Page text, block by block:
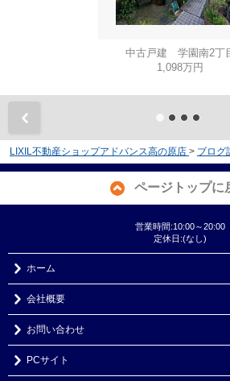
中古戸建 学園南2丁
1,098万円
LIXIL不動産ショップアドバンス高の原店 > ブログ
ページトップに
営業時間:10:00～20:00
定休日:(なし)
ホーム
会社概要
お問い合わせ
PCサイト